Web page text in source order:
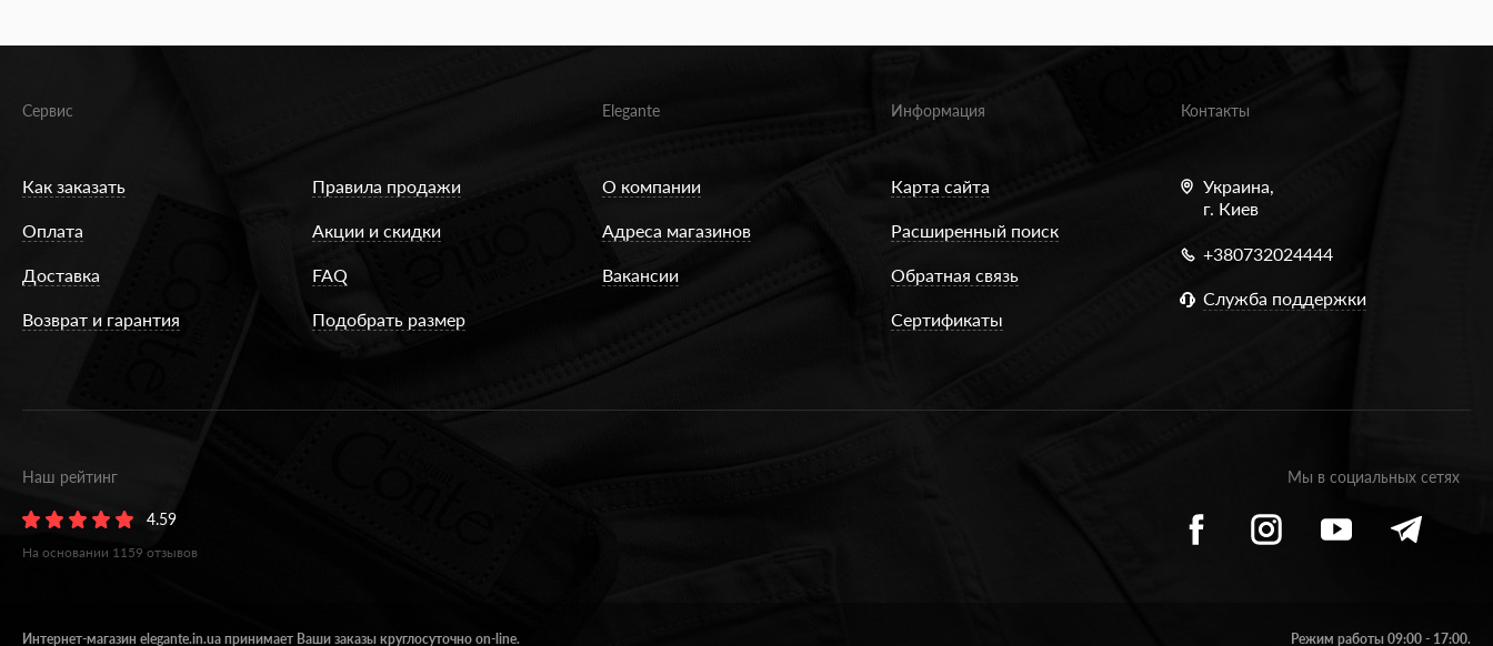
Сервис
Как заказать
Оплата
Доставка
Возврат и гарантия
Правила продажи
Акции и скидки
FAQ
Подобрать размер
Elegante
О компании
Адреса магазинов
Вакансии
Информация
Карта сайта
Расширенный поиск
Обратная связь
Сертификаты
Контакты
Украина,
г. Киев
+380732024444
Служба поддержки
Наш рейтинг
4.59
На основании 1159 отзывов
Мы в социальных сетях
Интернет-магазин elegante.in.ua принимает Ваши заказы круглосуточно on-line. Режим работы 09:00 - 17:00.